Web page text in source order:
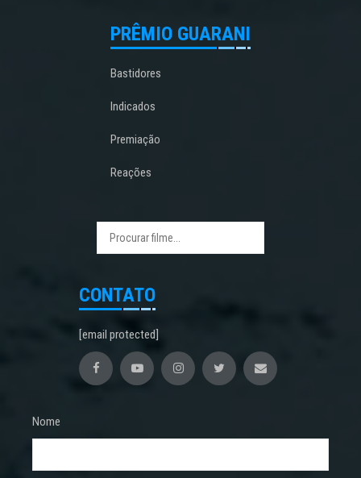
PRÊMIO GUARANI
Bastidores
Indicados
Premiação
Reações
CONTATO
[email protected]
Nome